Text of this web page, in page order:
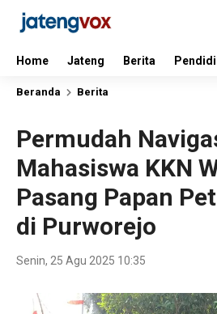
Home Jateng Berita
Beranda Berita
Permudah
Mahasiswa KKN
Pasang Papan
di Purworejo
Senin, 25 Agu 2025 10:35